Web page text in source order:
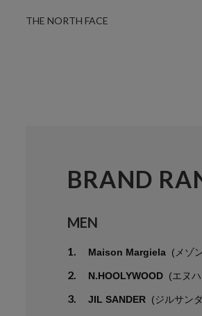
THE NORTH FACE
BRAND
MEN
1. Maison Margiela (メゾ
2. N.HOOLYWOOD (エヌ
3. JIL SANDER (ジルサン